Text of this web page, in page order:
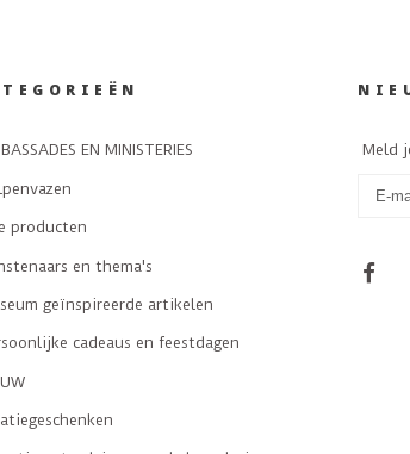
EN MINISTERIES
producten
en thema's
geïnspireerde artikelen
cadeaus en feestdagen
Meld